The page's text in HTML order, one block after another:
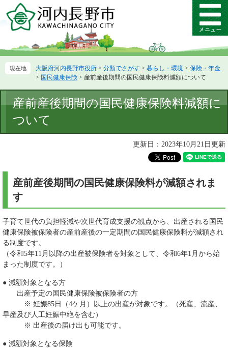
ー
先
ニ
を
て
メ
ニ
ー
大阪府河内長野市役所 > 分類でさがす > 暮らし・環境 > 保険・年金
> 国民健康保険 > 産前産後期間の国民健康保険料減額について
文
産前産後期間の国民健康保険料減額に
ついて
更新日：2023年10月21日更新
産前産後期間の国民健康保険料が減額されま
す
子育て世代の負担軽減や次世代育成支援の観点から、出産される国民
健康保険被保険者の産前産後の一定期間の国民健康保険料が減額され
る制度です。
（令和5年11月以降の出産被保険者を対象として、令和6年1月から始
まった制度です。）
● 減額対象となる方
出産予定の国民健康保険被保険者の方
※ 妊娠85日（4ケ月）以上の出産が対象です。（死産、流産、
早産及び人工妊娠中絶を含む）
※ 出産後の届け出も可能です。
● 減額対象となる保険